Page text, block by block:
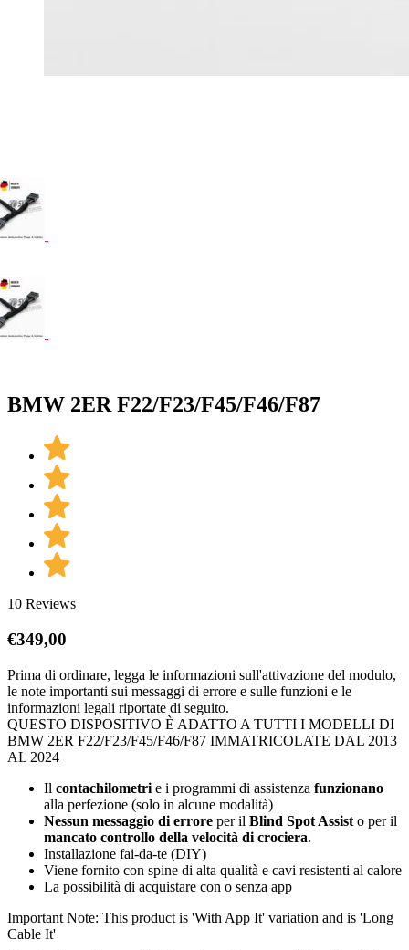
BMW 2ER F22/F23/F45/F46/F87
10 Reviews
€349,00
Prima di ordinare, legga le informazioni sull'attivazione del modulo,
le note importanti sui messaggi di errore e sulle funzioni e le
informazioni legali riportate di seguito.
QUESTO DISPOSITIVO È ADATTO A TUTTI I MODELLI DI
BMW 2ER F22/F23/F45/F46/F87 IMMATRICOLATE DAL 2013
AL 2024
Il contachilometri e i programmi di assistenza funzionano
alla perfezione (solo in alcune modalità)
Nessun messaggio di errore per il Blind Spot Assist o per il
mancato controllo della velocità di crociera.
Installazione fai-da-te (DIY)
Viene fornito con spine di alta qualità e cavi resistenti al calore
La possibilità di acquistare con o senza app
Important Note: This product is 'With App It' variation and is 'Long
Cable It'